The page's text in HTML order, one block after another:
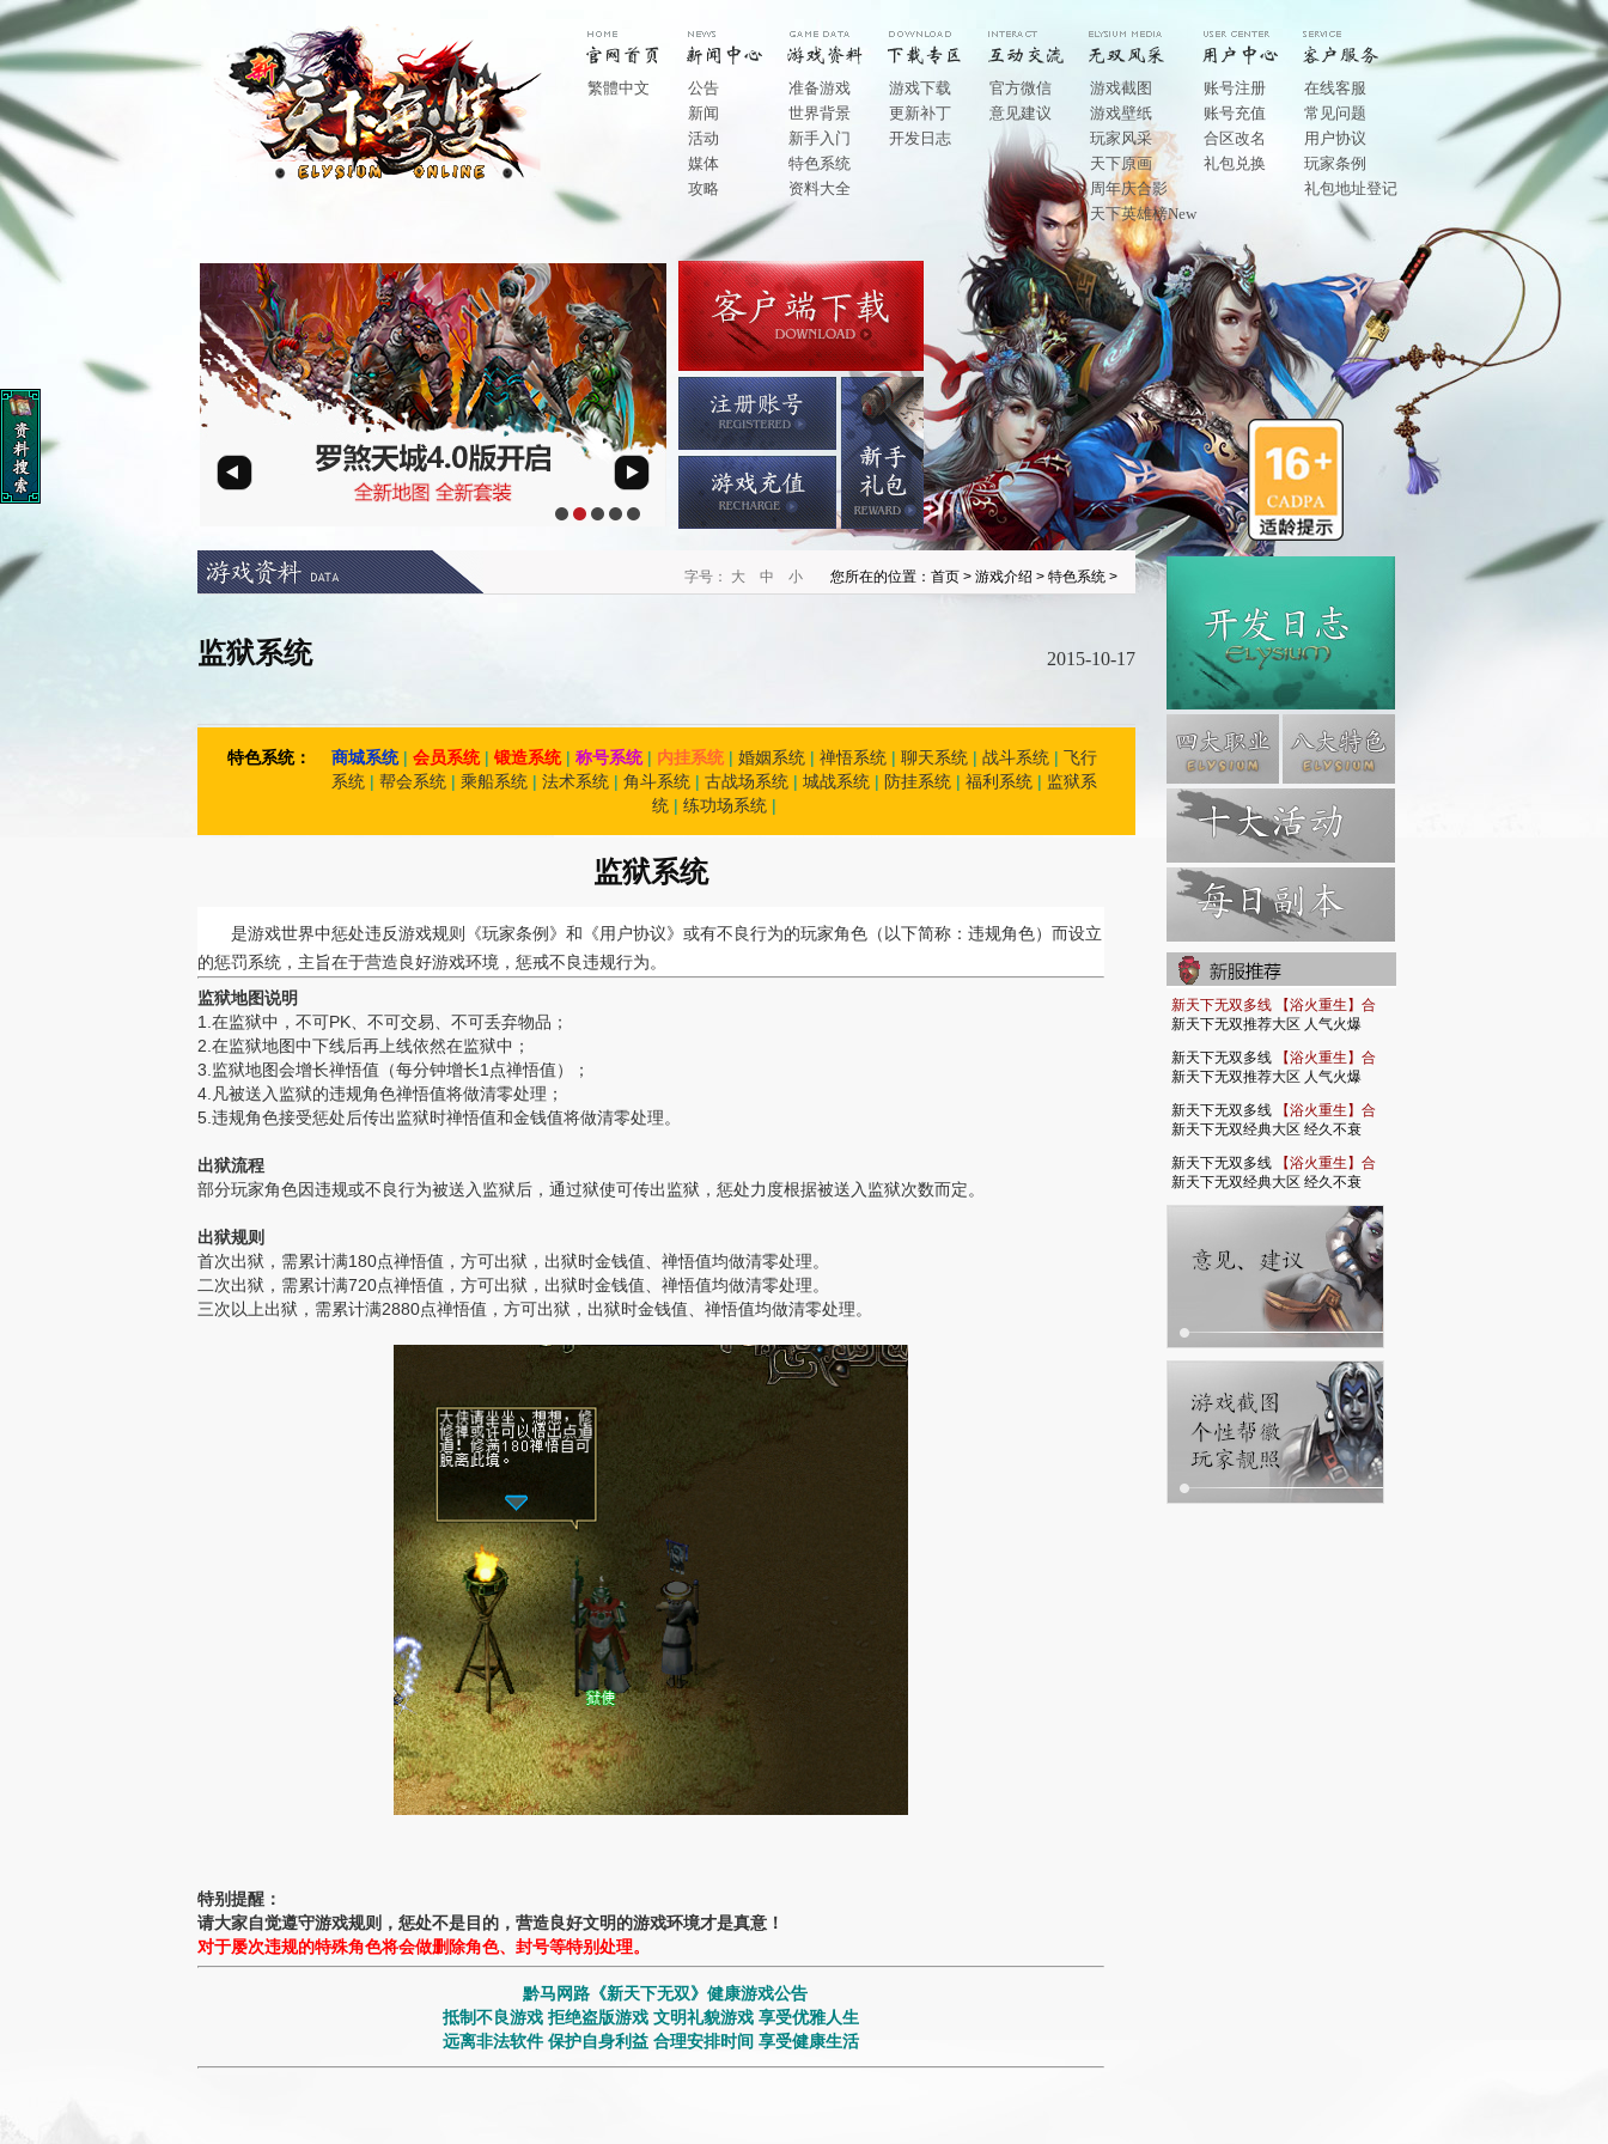
繁體中文
公告
新闻
活动
媒体
攻略
准备游戏
世界背景
新手入门
特色系统
资料大全
游戏下载
更新补丁
开发日志
官方微信
意见建议
游戏截图
游戏壁纸
玩家风采
天下原画
周年庆合影
天下英雄榜New
账号注册
账号充值
合区改名
礼包兑换
在线客服
常见问题
用户协议
玩家条例
礼包地址登记
字号： 大 中 小 您所在的位置： 首页> 游戏介绍 > 特色系统>
2015-10-17
监狱系统
特色系统： 商城系统| 会员系统| 锻造系统| 称号系统| 内挂系统 | 婚姻系统 | 禅悟系统 | 聊天系统 | 战斗系统 | 飞行
系统 | 帮会系统 | 乘船系统 | 法术系统 | 角斗系统 | 古战场系统 | 城战系统 | 防挂系统 | 福利系统 | 监狱系
统 | 练功场系统 |
监狱系统
是游戏世界中惩处违反游戏规则《玩家条例》和《用户协议》或有不良行为的玩家角色（以下简称：违规角色）而设立
的惩罚系统，主旨在于营造良好游戏环境，惩戒不良违规行为。
监狱地图说明
1.在监狱中，不可PK、不可交易、不可丢弃物品；
2.在监狱地图中下线后再上线依然在监狱中；
3.监狱地图会增长禅悟值（每分钟增长1点禅悟值）；
4.凡被送入监狱的违规角色禅悟值将做清零处理；
5.违规角色接受惩处后传出监狱时禅悟值和金钱值将做清零处理。
出狱流程
部分玩家角色因违规或不良行为被送入监狱后，通过狱使可传出监狱，惩处力度根据被送入监狱次数而定。
出狱规则
首次出狱，需累计满180点禅悟值，方可出狱，出狱时金钱值、禅悟值均做清零处理。
二次出狱，需累计满720点禅悟值，方可出狱，出狱时金钱值、禅悟值均做清零处理。
三次以上出狱，需累计满2880点禅悟值，方可出狱，出狱时金钱值、禅悟值均做清零处理。
特别提醒：
请大家自觉遵守游戏规则，惩处不是目的，营造良好文明的游戏环境才是真意！
对于屡次违规的特殊角色将会做删除角色、封号等特别处理。
黔马网路《新天下无双》健康游戏公告
抵制不良游戏 拒绝盗版游戏 文明礼貌游戏 享受优雅人生
远离非法软件 保护自身利益 合理安排时间 享受健康生活
新天下无双多线 【浴火重生】合
新天下无双推荐大区 人气火爆
新天下无双多线
【浴火重生】合
新天下无双推荐大区 人气火爆
新天下无双多线
【浴火重生】合
新天下无双经典大区 经久不衰
新天下无双多线
【浴火重生】合
新天下无双经典大区 经久不衰